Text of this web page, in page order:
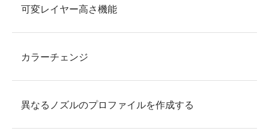
可変レイヤー高さ機能
カラーチェンジ
異なるノズルのプロファイルを作成する